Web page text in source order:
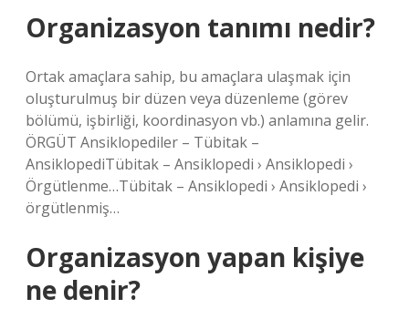
Organizasyon tanımı nedir?
Ortak amaçlara sahip, bu amaçlara ulaşmak için
oluşturulmuş bir düzen veya düzenleme (görev
bölümü, işbirliği, koordinasyon vb.) anlamına gelir.
ÖRGÜT Ansiklopediler – Tübitak –
AnsiklopediTübitak – Ansiklopedi › Ansiklopedi ›
Örgütlenme…Tübitak – Ansiklopedi › Ansiklopedi ›
örgütlenmiş…
Organizasyon yapan kişiye
ne denir?